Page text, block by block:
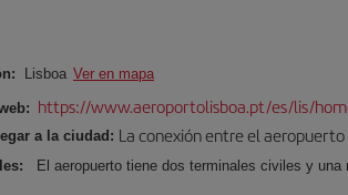
Lisboa Ver en mapa
https://www.aeroportolisboa.pt/es/lis/
a la ciudad: La conexión entre el
El aeropuerto tiene dos terminales civiles y una